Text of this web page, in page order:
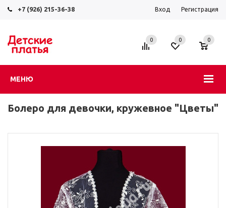
+7 (926) 215-36-38 Вход Регистрация
МЕНЮ
0 0 0
Болеро для девочки, кружевное "Цветы"